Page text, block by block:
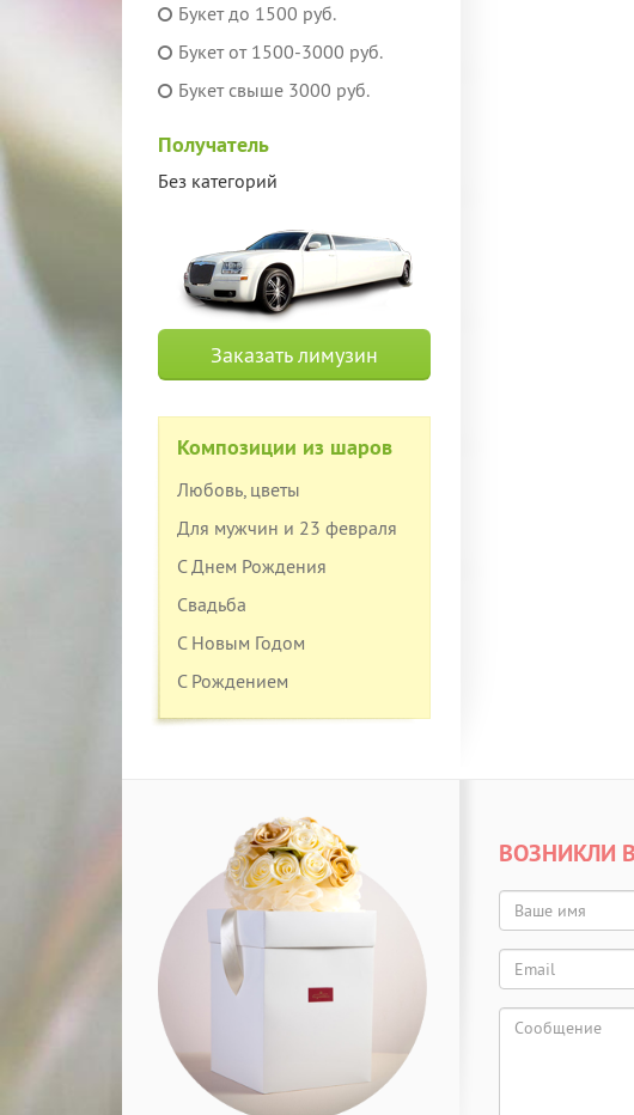
Букет до 1500 руб.
Букет от 1500-3000 руб.
Букет свыше 3000 руб.
Получатель
Без категорий
Заказать лимузин
Композиции из шаров
Любовь, цветы
Для мужчин и 23 февраля
С Днем Рождения
Свадьба
С Новым Годом
С Рождением
ВОЗНИКЛИ